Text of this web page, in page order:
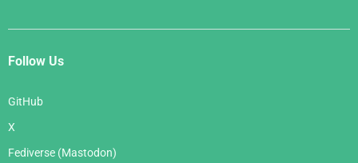
Follow Us
GitHub
X
Fediverse (Mastodon)